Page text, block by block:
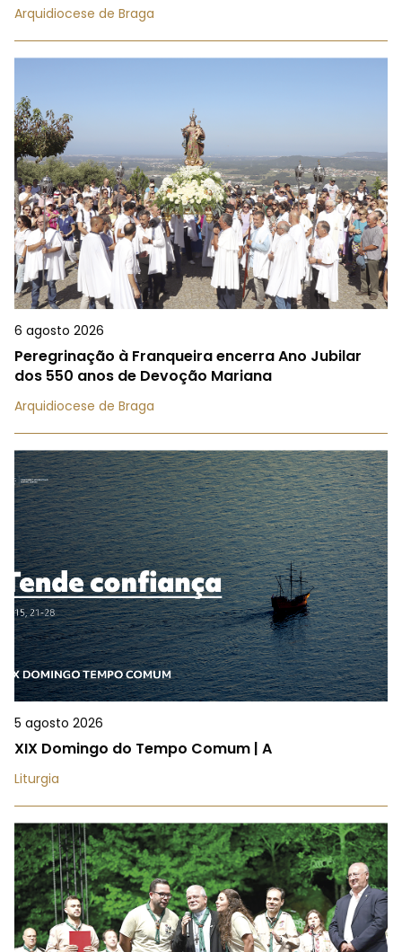
Arquidiocese de Braga
6 agosto 2026
Peregrinação à Franqueira encerra Ano Jubilar
dos 550 anos de Devoção Mariana
Arquidiocese de Braga
5 agosto 2026
XIX Domingo do Tempo Comum | A
Liturgia